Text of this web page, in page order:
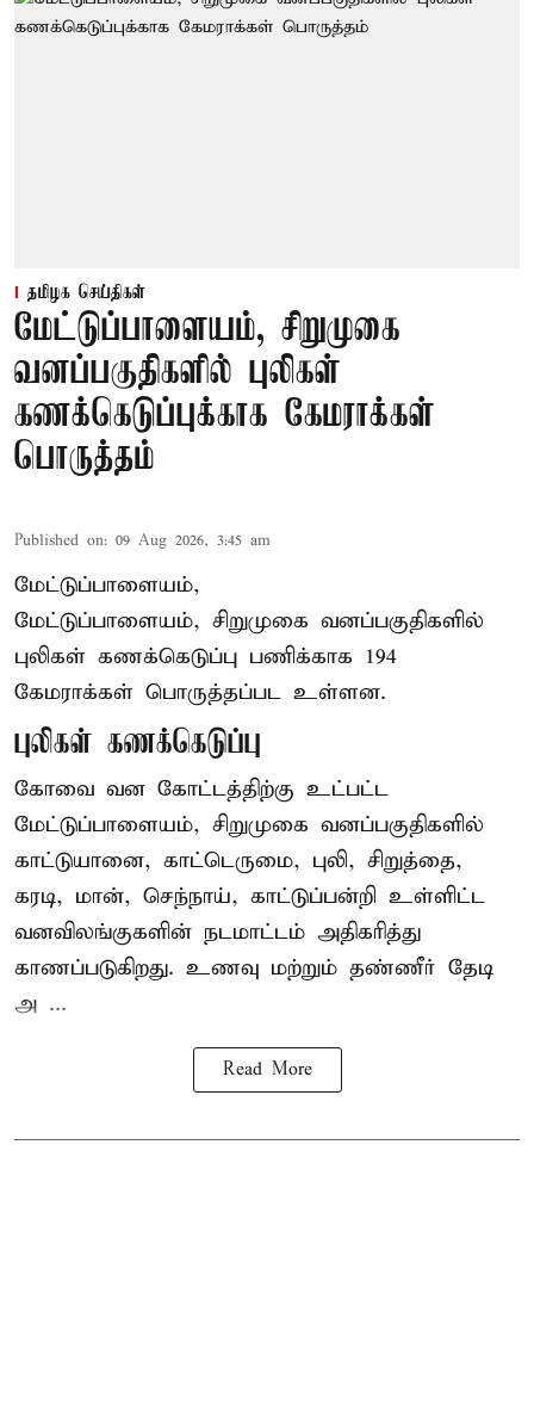
தமிழக செய்திகள்
மேட்டுப்பாளையம், சிறுமுகை
வனப்பகுதிகளில் புலிகள்
கணக்கெடுப்புக்காக கேமராக்கள்
பொருத்தம்
Published on: 09 Aug 2026, 3:45 am
மேட்டுப்பாளையம்,
மேட்டுப்பாளையம், சிறுமுகை வனப்பகுதிகளில்
புலிகள் கணக்கெடுப்பு பணிக்காக 194
கேமராக்கள் பொருத்தப்பட உள்ளன.
புலிகள் கணக்கெடுப்பு
கோவை வன கோட்டத்திற்கு உட்பட்ட
மேட்டுப்பாளையம், சிறுமுகை வனப்பகுதிகளில்
காட்டுயானை, காட்டெருமை, புலி, சிறுத்தை,
கரடி, மான், செந்நாய், காட்டுப்பன்றி உள்ளிட்ட
வனவிலங்குகளின் நடமாட்டம் அதிகரித்து
காணப்படுகிறது. உணவு மற்றும் தண்ணீர் தேடி
அ ...
Read More